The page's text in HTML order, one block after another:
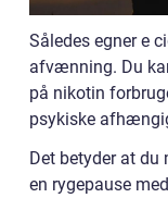
Således egner e
afvænning. Du
på nikotin
psykiske
Det betyder at du
en rygepause